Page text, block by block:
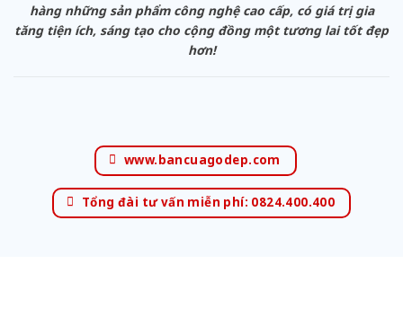
hàng những sản phẩm công nghệ cao cấp, có giá trị gia
tăng tiện ích, sáng tạo cho cộng đồng một tương lai tốt đẹp
hơn!
www.bancuagodep.com
Tổng đài tư vấn miễn phí: 0824.400.400